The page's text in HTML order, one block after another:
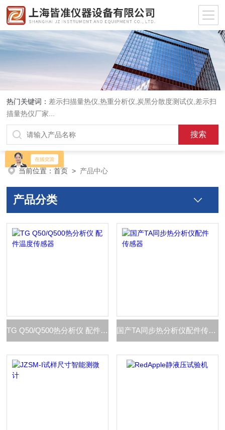
热门关键词： 差示扫描量热仪 ,热重分析仪 炭黑分散度测试仪 差示扫
描量热仪厂家
当前位置：首页 > 产品中心
产品分类
TG Q50/Q500热分析仪 配件温度传感器 国产TA同步热分析仪配件传感器